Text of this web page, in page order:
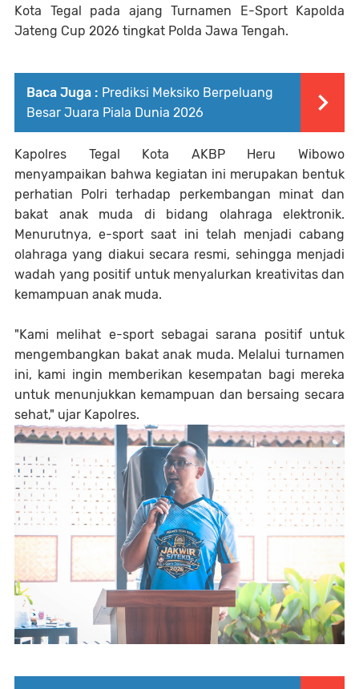
Kota Tegal pada ajang Turnamen E-Sport Kapolda
Jateng Cup 2026 tingkat Polda Jawa Tengah.
Baca Juga : Prediksi Meksiko Berpeluang
Besar Juara Piala Dunia 2026
Kapolres Tegal Kota AKBP Heru Wibowo
menyampaikan bahwa kegiatan ini merupakan bentuk
perhatian Polri terhadap perkembangan minat dan
bakat anak muda di bidang olahraga elektronik.
Menurutnya, e-sport saat ini telah menjadi cabang
olahraga yang diakui secara resmi, sehingga menjadi
wadah yang positif untuk menyalurkan kreativitas dan
kemampuan anak muda.
"Kami melihat e-sport sebagai sarana positif untuk
mengembangkan bakat anak muda. Melalui turnamen
ini, kami ingin memberikan kesempatan bagi mereka
untuk menunjukkan kemampuan dan bersaing secara
sehat," ujar Kapolres.